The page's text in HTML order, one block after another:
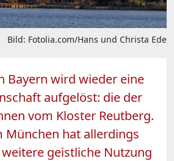
Bild: Fotolia.com/Hans und Christa Ede
Bayern wird wieder eine
aufgelöst: die der
vom Kloster Reutberg.
München hat allerdings
geistliche Nutzung